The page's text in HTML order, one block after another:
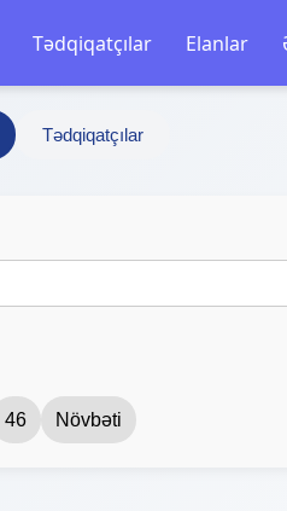
Tədqiqatçılar Elanlar
Tədqiqatçılar
46 Növbəti